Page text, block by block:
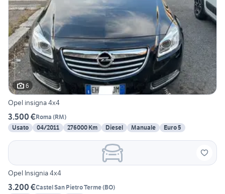
6
Opel insigna 4x4
3.500 €Roma (RM)
Usato
04/2011 276000 Km Diesel Manuale Euro 5
Opel Insignia 4x4
3.200 €Castel San Pietro Terme(BO)